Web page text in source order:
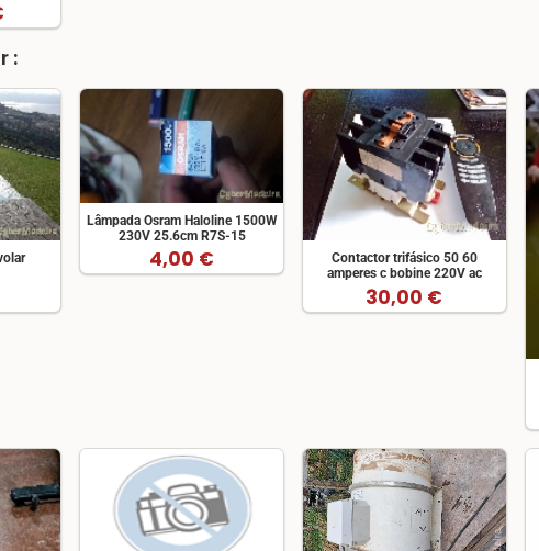
:
Lâmpada Osram Haloline 1500W
230V 25.6cm R7S-15
4,00 €
Contactor trifásico 50 60
amperes c bobine 220V ac
30,00 €